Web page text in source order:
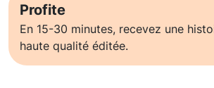
Profite
En 15-30 minutes, recevez une
haute qualité éditée.